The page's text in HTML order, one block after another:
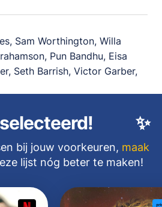
Sam Worthington, Willa
Pun Bandhu, Eisa
Seth Barrish, Victor Garber,
✨
bij jouw voorkeuren, maak
lijst nóg beter te maken!